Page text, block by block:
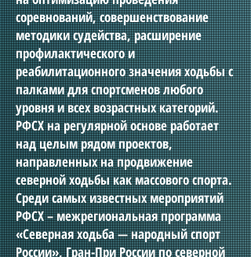
соревнований, совершенствование
методики судейства, расширение
профилактического и
реабилитационного значения ходьбы с
палками для спортсменов любого
уровня и всех возрастных категорий.
РФСХ на регулярной основе работает
над целым рядом проектов,
направленных на продвижение
северной ходьбы как массового спорта.
Среди самых известных мероприятий
РФСХ – межрегиональная программа
«Северная ходьба — народный спорт
России», Гран-При России по северной